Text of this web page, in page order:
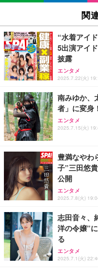
判ブロマイド
日下部ほたる
法[DVD]
￥4,620
King & Prince
(初回限定盤
Aぇ! group
[Blu-ray]
￥5,981
Shall we ダン
INI THE
IVE THE 1ST
関
“水着アイ
5出演アイ
披露
エンタメ
2025.7.22(火)
南みゆか、
者」に変身
エンタメ
2025.7.15(火)
豊満なやわ
子”三田悠
公開
エンタメ
2025.7.8(火)
志田音々、
洋の令嬢”
る
エンタメ
2025.7.1(火)